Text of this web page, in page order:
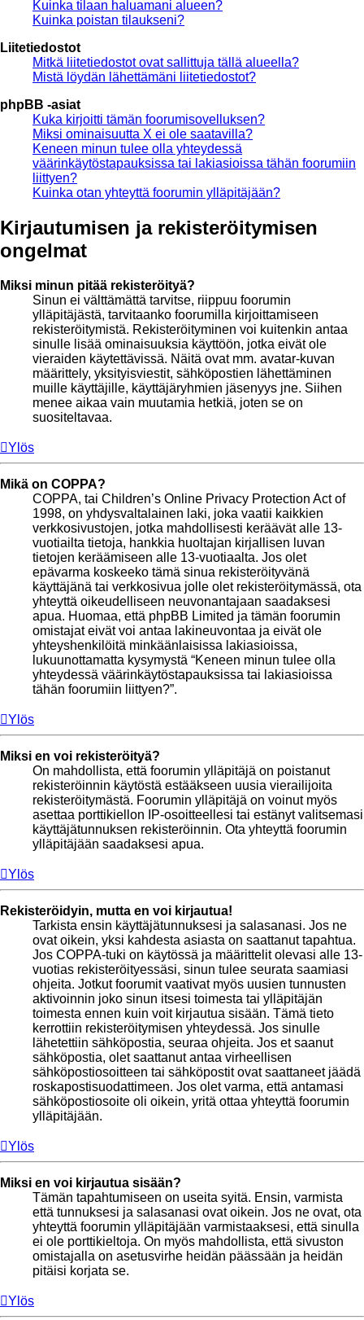
Kuinka tilaan haluamani alueen?
Kuinka poistan tilaukseni?
Liitetiedostot
Mitkä liitetiedostot ovat sallittuja tällä alueella?
Mistä löydän lähettämäni liitetiedostot?
phpBB -asiat
Kuka kirjoitti tämän foorumisovelluksen?
Miksi ominaisuutta X ei ole saatavilla?
Keneen minun tulee olla yhteydessä
väärinkäytöstapauksissa tai lakiasioissa tähän foorumiin
liittyen?
Kuinka otan yhteyttä foorumin ylläpitäjään?
Kirjautumisen ja rekisteröitymisen
ongelmat
Miksi minun pitää rekisteröityä?
Sinun ei välttämättä tarvitse, riippuu foorumin
ylläpitäjästä, tarvitaanko foorumilla kirjoittamiseen
rekisteröitymistä. Rekisteröityminen voi kuitenkin antaa
sinulle lisää ominaisuuksia käyttöön, jotka eivät ole
vieraiden käytettävissä. Näitä ovat mm. avatar-kuvan
määrittely, yksityisviestit, sähköpostien lähettäminen
muille käyttäjille, käyttäjäryhmien jäsenyys jne. Siihen
menee aikaa vain muutamia hetkiä, joten se on
suositeltavaa.
Ylös
Mikä on COPPA?
COPPA, tai Children’s Online Privacy Protection Act of
1998, on yhdysvaltalainen laki, joka vaatii kaikkien
verkkosivustojen, jotka mahdollisesti keräävät alle 13-
vuotiailta tietoja, hankkia huoltajan kirjallisen luvan
tietojen keräämiseen alle 13-vuotiaalta. Jos olet
epävarma koskeeko tämä sinua rekisteröityvänä
käyttäjänä tai verkkosivua jolle olet rekisteröitymässä, ota
yhteyttä oikeudelliseen neuvonantajaan saadaksesi
apua. Huomaa, että phpBB Limited ja tämän foorumin
omistajat eivät voi antaa lakineuvontaa ja eivät ole
yhteyshenkilöitä minkäänlaisissa lakiasioissa,
lukuunottamatta kysymystä “Keneen minun tulee olla
yhteydessä väärinkäytöstapauksissa tai lakiasioissa
tähän foorumiin liittyen?”.
Ylös
Miksi en voi rekisteröityä?
On mahdollista, että foorumin ylläpitäjä on poistanut
rekisteröinnin käytöstä estääkseen uusia vierailijoita
rekisteröitymästä. Foorumin ylläpitäjä on voinut myös
asettaa porttikiellon IP-osoitteellesi tai estänyt valitsemasi
käyttäjätunnuksen rekisteröinnin. Ota yhteyttä foorumin
ylläpitäjään saadaksesi apua.
Ylös
Rekisteröidyin, mutta en voi kirjautua!
Tarkista ensin käyttäjätunnuksesi ja salasanasi. Jos ne
ovat oikein, yksi kahdesta asiasta on saattanut tapahtua.
Jos COPPA-tuki on käytössä ja määrittelit olevasi alle 13-
vuotias rekisteröityessäsi, sinun tulee seurata saamiasi
ohjeita. Jotkut foorumit vaativat myös uusien tunnusten
aktivoinnin joko sinun itsesi toimesta tai ylläpitäjän
toimesta ennen kuin voit kirjautua sisään. Tämä tieto
kerrottiin rekisteröitymisen yhteydessä. Jos sinulle
lähetettiin sähköpostia, seuraa ohjeita. Jos et saanut
sähköpostia, olet saattanut antaa virheellisen
sähköpostiosoitteen tai sähköpostit ovat saattaneet jäädä
roskapostisuodattimeen. Jos olet varma, että antamasi
sähköpostiosoite oli oikein, yritä ottaa yhteyttä foorumin
ylläpitäjään.
Ylös
Miksi en voi kirjautua sisään?
Tämän tapahtumiseen on useita syitä. Ensin, varmista
että tunnuksesi ja salasanasi ovat oikein. Jos ne ovat, ota
yhteyttä foorumin ylläpitäjään varmistaaksesi, että sinulla
ei ole porttikieltoja. On myös mahdollista, että sivuston
omistajalla on asetusvirhe heidän päässään ja heidän
pitäisi korjata se.
Ylös